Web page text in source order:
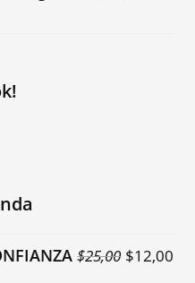
$25,00 El
$12,00